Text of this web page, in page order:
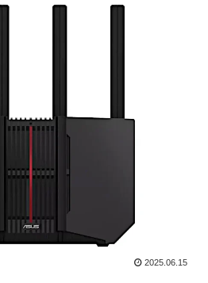
2025.06.15